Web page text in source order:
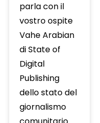
parla con il
vostro ospite
Vahe Arabian
di State of
Digital
Publishing
dello stato del
giornalismo